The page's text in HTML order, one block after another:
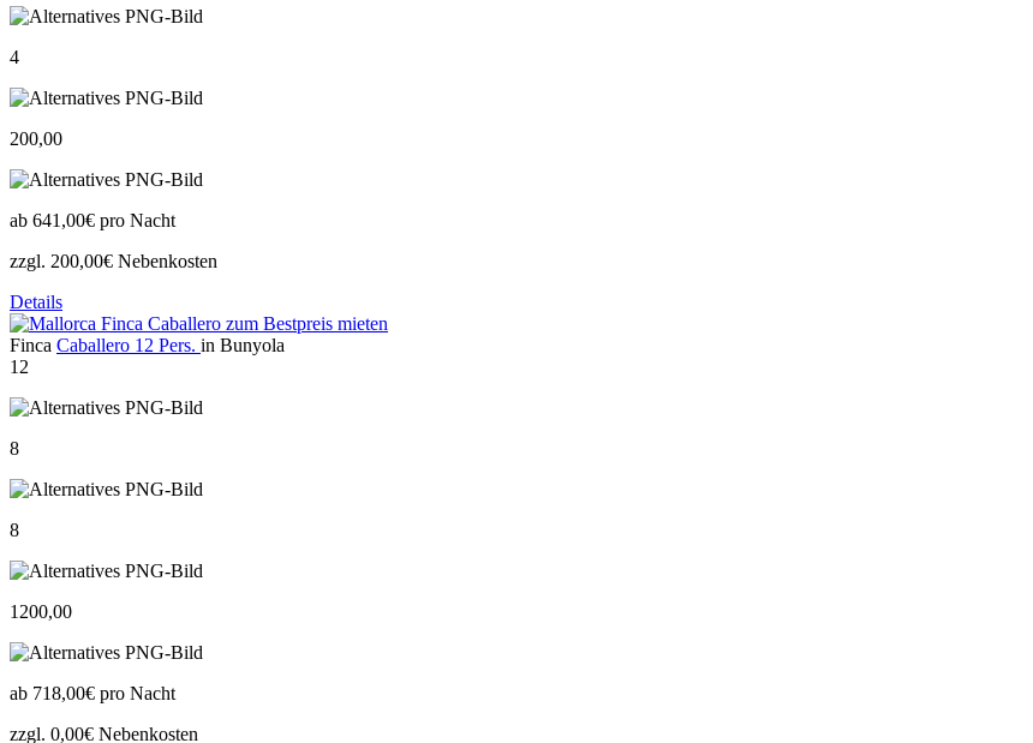
4
200,00
ab 641,00€ pro Nacht
zzgl. 200,00€ Nebenkosten
Details
Finca Caballero 12 Pers. in Bunyola
12
8
8
1200,00
ab 718,00€ pro Nacht
zzgl. 0,00€ Nebenkosten